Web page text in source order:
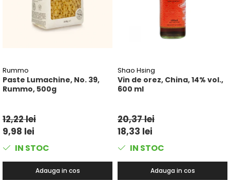
Rummo
Paste Lumachine, No. 39,
Rummo, 500g
12,22 lei
9,98 lei
IN STOC
Adauga in cos
Shao Hsing
Vin de orez, China, 14% vol.,
600 ml
20,37 lei
18,33 lei
IN STOC
Adauga in cos